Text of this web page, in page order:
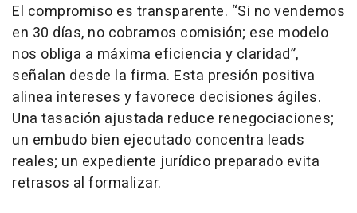
El compromiso es transparente. “Si no vendemos
en 30 días, no cobramos comisión; ese modelo
nos obliga a máxima eficiencia y claridad”,
señalan desde la firma. Esta presión positiva
alinea intereses y favorece decisiones ágiles.
Una tasación ajustada reduce renegociaciones;
un embudo bien ejecutado concentra leads
reales; un expediente jurídico preparado evita
retrasos al formalizar.